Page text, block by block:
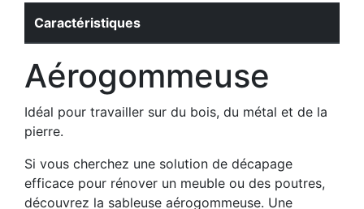
Caractéristiques
Aérogommeuse
Idéal pour travailler sur du bois, du métal et de la
pierre.
Si vous cherchez une solution de décapage
efficace pour rénover un meuble ou des poutres,
découvrez la sableuse aérogommeuse. Une